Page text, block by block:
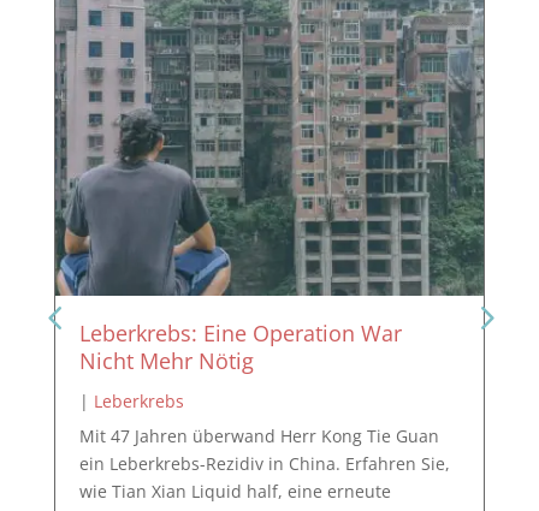
Leberkrebs: Eine Operation War
Nicht Mehr Nötig
| Leberkrebs
Mit 47 Jahren überwand Herr Kong Tie Guan
ein Leberkrebs-Rezidiv in China. Erfahren Sie,
wie Tian Xian Liquid half, eine erneute